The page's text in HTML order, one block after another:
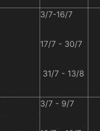
3/7-16/7
17/7 - 30/7
31/7 - 13/8
3/7 - 9/7